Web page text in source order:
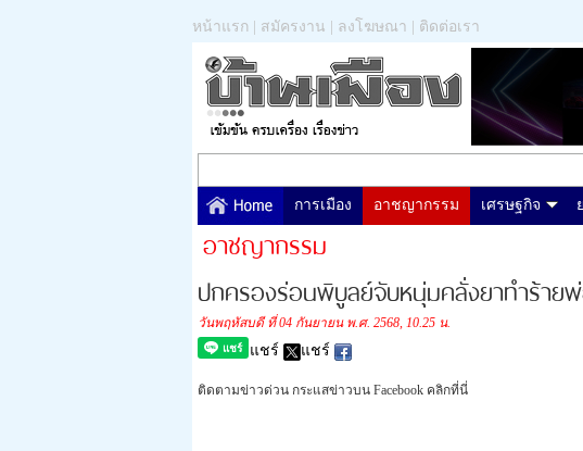
หน้าแรก สมัครงาน ลงโฆษณา ติดต่อเรา
การเมือง อาชญากรรม เศรษฐกิจ
อาชญากรรม
ปกครองร่อนพิบูลย์จับหนุ่มคลั่งยาทำร้าย
วันพฤหัสบดี ที่ 04 กันยายน พ.ศ. 2568, 10.25 น.
แชร์ แชร์
ติดตามข่าวด่วน กระแสข่าวบน Facebook คลิกที่นี่